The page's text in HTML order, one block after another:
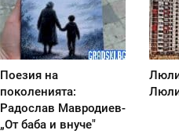
Поезия на
поколенията:
Радослав Мавродиев-
„От баба и внуче"